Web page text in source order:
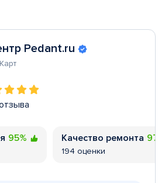
Pedant.ru
95% Качество ремонта
194 оценки